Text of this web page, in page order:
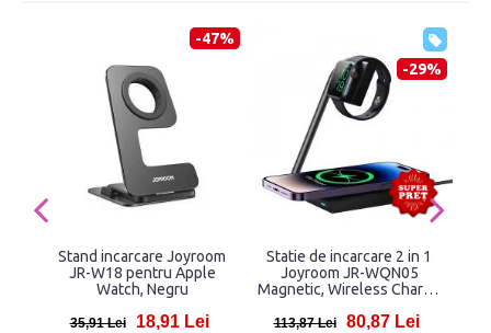
-47%
Stand incarcare Joyroom
JR-W18 pentru Apple
Watch, Negru
35,91 Lei 18,91 Lei
-29%
Statie de incarcare 2 in 1
Joyroom JR-WQN05
Magnetic, Wireless Charge
113,87 Lei 80,87 Lei